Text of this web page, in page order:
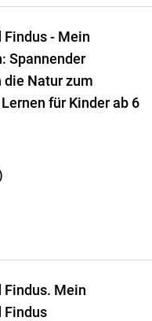
Findus - Mein
Spannender
die Natur zum
für Kinder ab 6
Findus. Mein
Findus